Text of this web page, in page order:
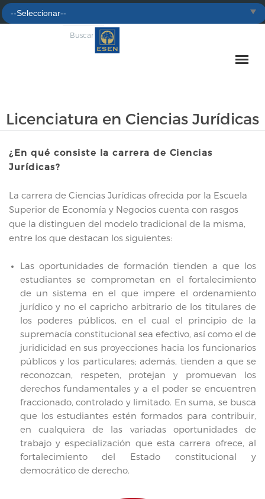
Licenciatura en Ciencias Jurídicas
¿En qué consiste la carrera de Ciencias
Jurídicas?
La carrera de Ciencias Jurídicas ofrecida por la Escuela
Superior de Economía y Negocios cuenta con rasgos
que la distinguen del modelo tradicional de la misma,
entre los que destacan los siguientes:
Las oportunidades de formación tienden a que los
estudiantes se comprometan en el fortalecimiento
de un sistema en el que impere el ordenamiento
jurídico y no el capricho arbitrario de los titulares de
los poderes públicos, en el cual el principio de la
supremacía constitucional sea efectivo, así como el de
juridicidad en sus proyecciones hacia los funcionarios
públicos y los particulares; además, tienden a que se
reconozcan, respeten, protejan y promuevan los
derechos fundamentales y a el poder se encuentren
fraccionado, controlado y limitado. En suma, se busca
que los estudiantes estén formados para contribuir,
en cualquiera de las variadas oportunidades de
trabajo y especialización que esta carrera ofrece, al
fortalecimiento del Estado constitucional y
democrático de derecho.